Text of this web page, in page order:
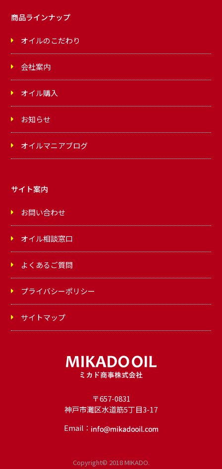
〒657-0831
神戸市灘区水道筋5丁目3-17
Email：
商品ラインナップ
オイルのこだわり
会社案内
オイル購入
お知らせ
オイルマニアブログ
サイト案内
お問い合わせ
オイル相談窓口
よくあるご質問
プライバシーポリシー
サイトマップ
Copyright© 2018 MIKADO.